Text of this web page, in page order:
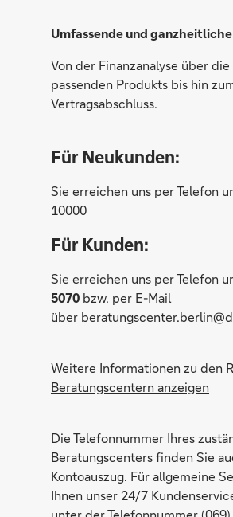
Anita Buchholz
Andreas Hauert
Grit Meier
Umfassende und
Von der Finanzanalyse über
passenden Produkts bis hin
Vertragsabschluss.
Für Neukunden:
Sie erreichen uns per Telefon
10000
Für Kunden:
Sie erreichen uns per Telefon
5070 bzw. per E-Mail
über
Weitere Informationen zu den
Beratungscentern anzeigen
Die Telefonnummer Ihres
Beratungscenters finden Sie
Kontoauszug. Für allgemeine
Ihnen unser 24/7